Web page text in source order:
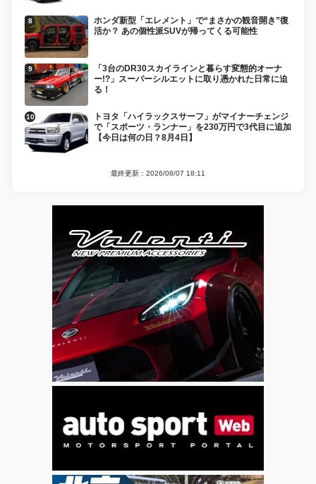
ホンダ新型「エレメント」で“まさかの観音開き”復
活か？ あの個性派SUVが帰ってくる可能性
「3台のDR30スカイラインと暮らす変態的オーナ
ー!?」スーパーシルエットに取り憑かれた日常に迫
る！
トヨタ「ハイラックスサーフ」がマイナーチェンジ
で「スポーツ・ランナー」を230万円で3代目に追加
【今日は何の日？8月4日】
最終更新：2026/08/07 18:11